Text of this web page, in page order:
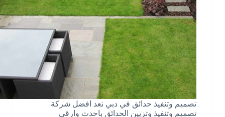
تصميم وتنفيذ حدائق في دبي نعد افضل شركة
تصميم وتنفيذ وتزيين الحدائق باحدث وارقى